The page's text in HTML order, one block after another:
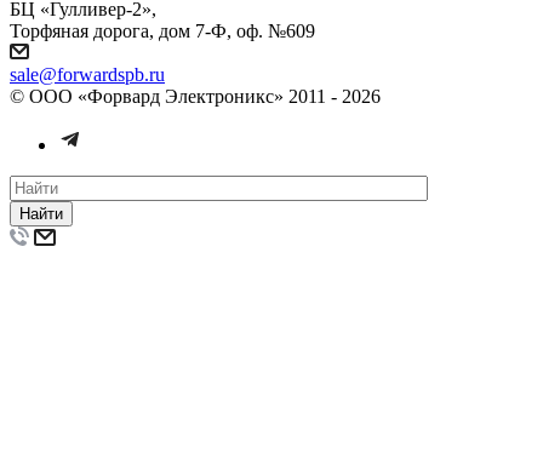
БЦ «Гулливер-2»,
Торфяная дорога, дом 7-Ф, оф. №609
sale@forwardspb.ru
© ООО «Форвард Электроникс» 2011 - 2026
Найти